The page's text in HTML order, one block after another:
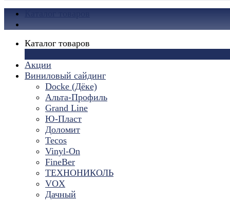
Каталог товаров
Акции
Виниловый сайдинг
Docke (Дёке)
Альта-Профиль
Grand Line
Ю-Пласт
Доломит
Tecos
Vinyl-On
FineBer
ТЕХНОНИКОЛЬ
VOX
Дачный